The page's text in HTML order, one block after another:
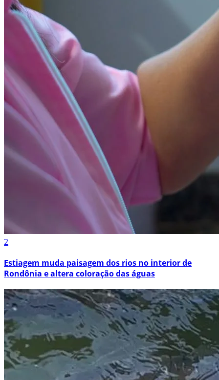
2
Estiagem muda paisagem dos rios no interior de
Rondônia e altera coloração das águas